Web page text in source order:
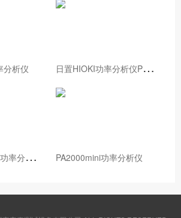
分析仪 日
置HIOKI功率分析仪PW8001
R
&S®HMC8015 功率分析仪 PA2000mini功率分析仪